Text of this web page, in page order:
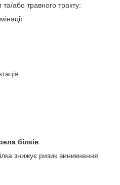
або травного тракту:
білків
знижує ризик виникнення